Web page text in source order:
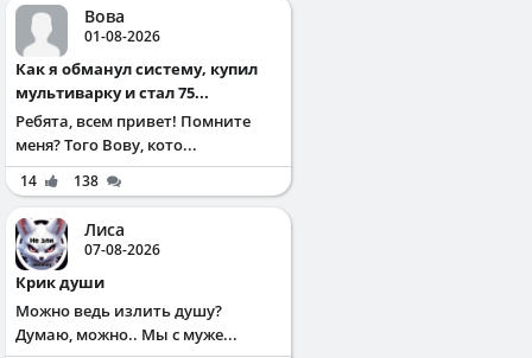
Вова
01-08-2026
Как я обманул систему, купил
мультиварку и стал 75...
Ребята, всем привет! Помните
меня? Того Вову, кото...
14 138
Лиса
07-08-2026
Крик души
Можно ведь излить душу?
Думаю, можно.. Мы с муже...